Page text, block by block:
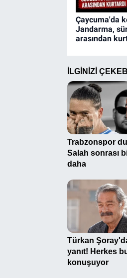
Çaycuma'da
Jandarma,
arasından